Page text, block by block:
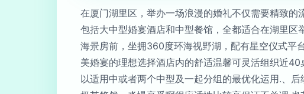
在厦门湖里区，举办一场浪漫的婚礼不仅需要精致的
包括大中型婚宴酒店和中型餐馆，全都适合在湖里
海景房前，坐拥360度环海视野湖，配有星空仪式平
美婚宴的理想选择酒店内的舒适温馨可灵活组织近
以适用中或者两个中型及一起分组的最优化运用.、